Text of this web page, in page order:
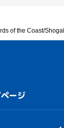
of the Coast/
ージ